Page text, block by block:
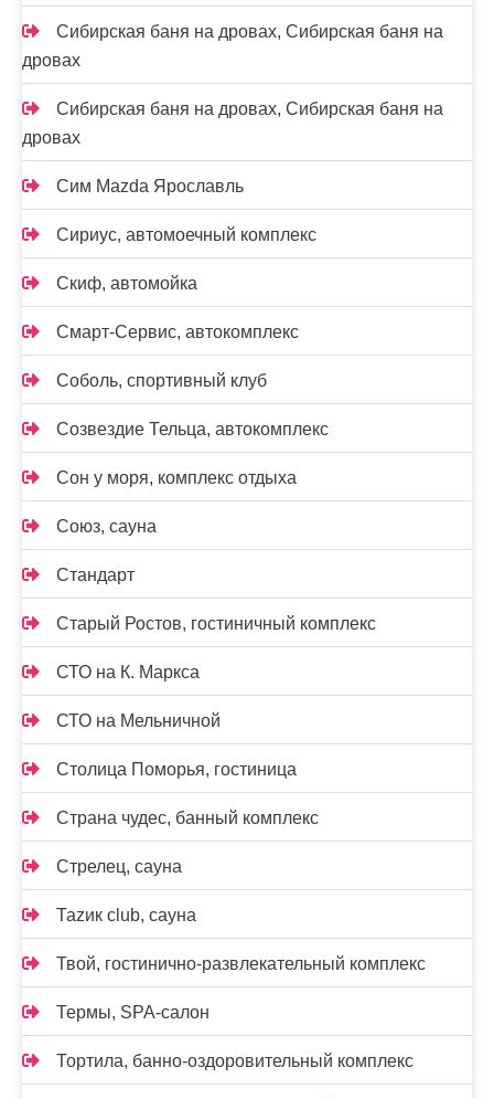
Сибирская баня на дровах, Сибирская баня на
дровах
Сибирская баня на дровах, Сибирская баня на
дровах
Сим Mazda Ярославль
Сириус, автомоечный комплекс
Скиф, автомойка
Смарт-Сервис, автокомплекс
Соболь, спортивный клуб
Созвездие Тельца, автокомплекс
Сон у моря, комплекс отдыха
Союз, сауна
Стандарт
Старый Ростов, гостиничный комплекс
СТО на К. Маркса
СТО на Мельничной
Столица Поморья, гостиница
Страна чудес, банный комплекс
Стрелец, сауна
Таzик club, сауна
Твой, гостинично-развлекательный комплекс
Термы, SPA-салон
Тортила, банно-оздоровительный комплекс